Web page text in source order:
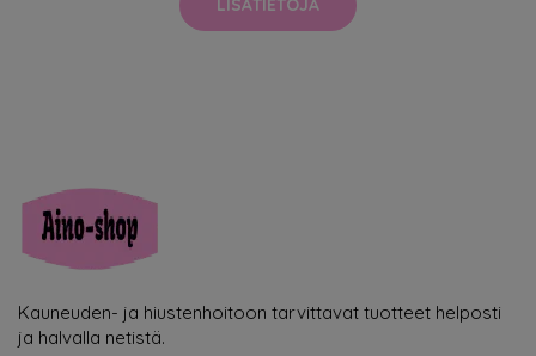
LISÄTIETOJA
Kauneuden- ja hiustenhoitoon tarvittavat tuotteet helposti
ja halvalla netistä.